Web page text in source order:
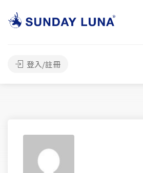
登入/註冊